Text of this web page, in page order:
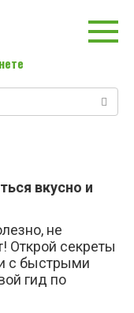
вкусно и
не
Открой секреты
с быстрыми
гид по